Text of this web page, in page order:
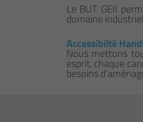
Le BUT GEII
domaine
Accessibilté
Nous mettons
esprit, chaque
besoins